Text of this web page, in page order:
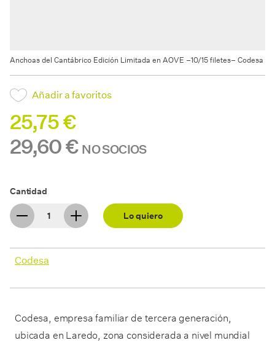
Anchoas del Cantábrico Edición Limitada en AOVE –10/15 filetes– Codesa
Añadir a favoritos
25,75 €
29,60 € NO SOCIOS
Cantidad
Lo quiero
Codesa
Codesa, empresa familiar de tercera generación,
ubicada en Laredo, zona considerada a nivel mundial